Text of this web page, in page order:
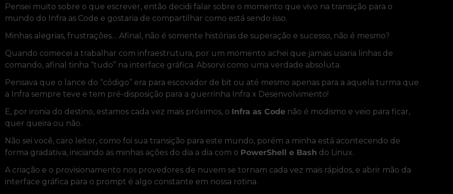
Pensei muito sobre o que escrever, então decidi falar sobre o momento que vivo na transição para o
mundo do Infra as Code e gostaria de compartilhar como está sendo isso.
Minhas alegrias, frustrações… Afinal, não é somente histórias de superação e sucesso, não é mesmo?
Quando comecei a trabalhar com infraestrutura, por um momento achei que jamais usaria linhas de
comando, afinal tinha “tudo” na interface gráfica. Absorvi como uma verdade absoluta.
Pensava que o lance do “código” era para escovador de bit ou até mesmo apenas para a aquela turma que
a Infra sempre teve e tem pré-disposição para a guerrinha Infra x Desenvolvimento!
E, por ironia do destino, estamos cada vez mais próximos, o Infra as Code não é modismo e veio para ficar,
quer queira ou não.
Não sei você, caro leitor, como foi sua transição para este mundo, porém a minha está acontecendo de
forma gradativa, iniciando as minhas ações do dia a dia com o PowerShell e Bash do Linux.
A criação e o provisionamento nos provedores de nuvem se tornam cada vez mais rápidos, e abrir mão da
interface gráfica para o prompt é algo constante em nossa rotina.